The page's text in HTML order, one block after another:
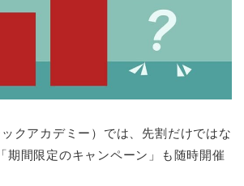
クアカデミー）では、先割だけではな
期間限定のキャンペーン」も随時開催